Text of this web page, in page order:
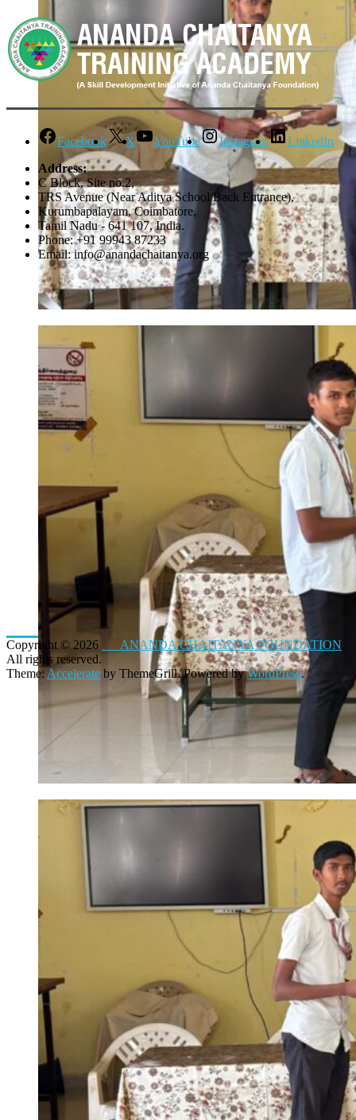
Facebook X YouTube Instagram
LinkedIn
Address:
C Block, Site no.2,
TRS Avenue (Near Aditya School Back Entrance),
Kurumbapalayam, Coimbatore,
Tamil Nadu - 641 107, India.
Phone: +91 99943 87233
Email: info@anandachaitanya.org
Copyright © 2026 ANANDA CHAITANYA FOUNDATION
All rights reserved.
Theme: Accelerate by ThemeGrill. Powered byWordPress.